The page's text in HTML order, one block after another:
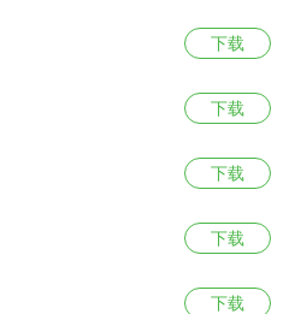
下载
下载
下载
下载
下载